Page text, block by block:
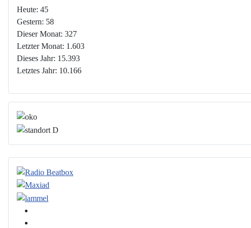
Heute: 45
Gestern: 58
Dieser Monat: 327
Letzter Monat: 1.603
Dieses Jahr: 15.393
Letztes Jahr: 10.166